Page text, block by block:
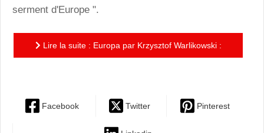
serment d'Europe ".
Lire la suite : Europa par Krzysztof Warlikowski :
Facebook Twitter Pinterest